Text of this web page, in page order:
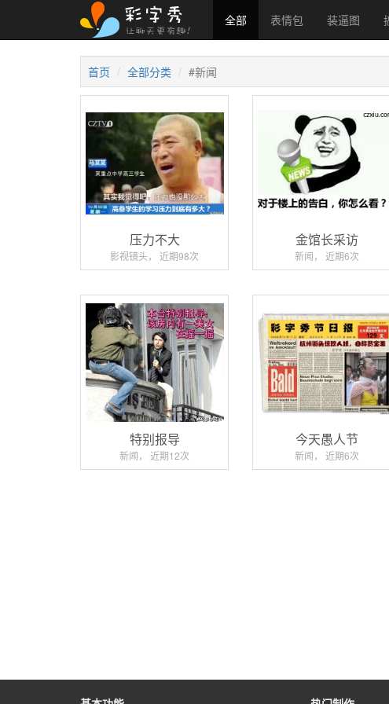
全部 表情包 装逼图
首页 全部分类 #新闻
压力不大
影视镜头， 近期98次
金馆长采访
新闻， 近期6次
特别报导
新闻， 近期12次
今天愚人节
新闻， 近期6次